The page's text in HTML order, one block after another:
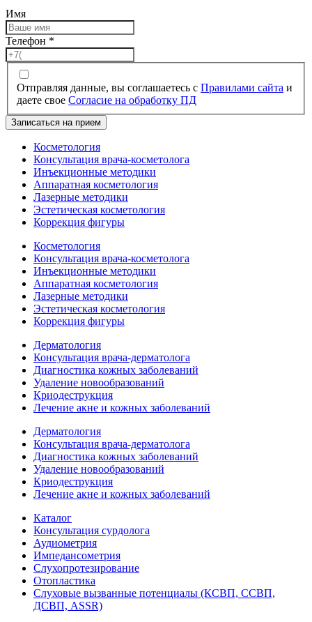
Имя
Телефон *
Отправляя данные, вы соглашаетесь с Правилами сайта и
даете свое Согласие на обработку ПД
Записаться на прием
Косметология
Консультация врача-косметолога
Инъекционные методики
Аппаратная косметология
Лазерные методики
Эстетическая косметология
Коррекция фигуры
Косметология
Консультация врача-косметолога
Инъекционные методики
Аппаратная косметология
Лазерные методики
Эстетическая косметология
Коррекция фигуры
Дерматология
Консультация врача-дерматолога
Диагностика кожных заболеваний
Удаление новообразований
Криодеструкция
Лечение акне и кожных заболеваний
Дерматология
Консультация врача-дерматолога
Диагностика кожных заболеваний
Удаление новообразований
Криодеструкция
Лечение акне и кожных заболеваний
Каталог
Консультация сурдолога
Аудиометрия
Импедансометрия
Слухопротезирование
Отопластика
Слуховые вызванные потенциалы (КСВП, ССВП,
ДСВП, ASSR)